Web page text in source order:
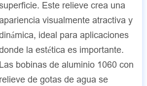
Este relieve crea una
visualmente atractiva y
ideal para aplicaciones
la estética es importante.
Las bobinas de aluminio 1060 con
relieve de gotas de agua se